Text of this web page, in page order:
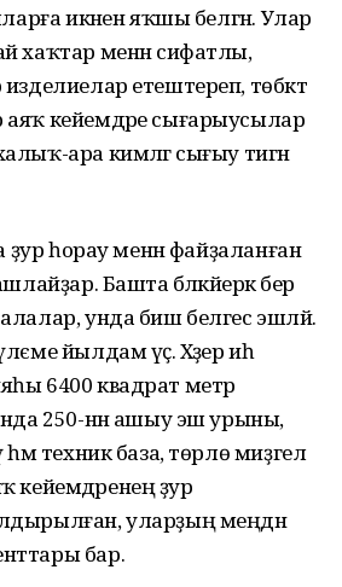
икәнен яҡшы белгән. Улар
хаҡтар менән сифатлы,
етештереп, төбәктә
кейемдәре сығарыусылар
ара кимәлгә сығыу тигән
ҙур һорау менән файҙаланған
Башта бәләкәйерәк бер
унда биш белгес эшләй.
йылдам үҫә. Хәҙер иһә
6400 квадрат метр
250-нән ашыу эш урыны,
һәм техник база, төрлө миҙгел
кейемдәренең ҙур
уларҙың меңдән
бар.